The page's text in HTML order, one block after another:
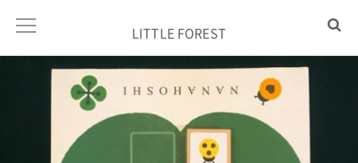
LITTLE FOREST